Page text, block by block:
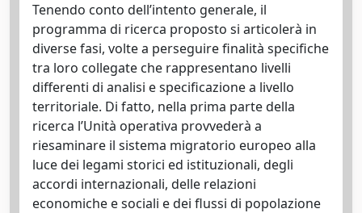
Tenendo conto dell’intento generale, il
programma di ricerca proposto si articolerà in
diverse fasi, volte a perseguire finalità specifiche
tra loro collegate che rappresentano livelli
differenti di analisi e specificazione a livello
territoriale. Di fatto, nella prima parte della
ricerca l’Unità operativa provvederà a
riesaminare il sistema migratorio europeo alla
luce dei legami storici ed istituzionali, degli
accordi internazionali, delle relazioni
economiche e sociali e dei flussi di popolazione